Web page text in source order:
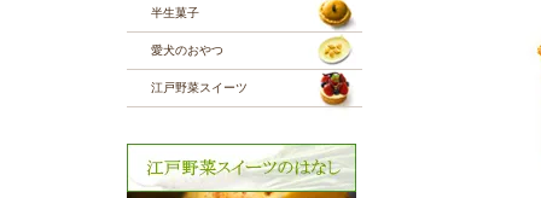
半生菓子
愛犬のおやつ
江戸野菜スイーツ